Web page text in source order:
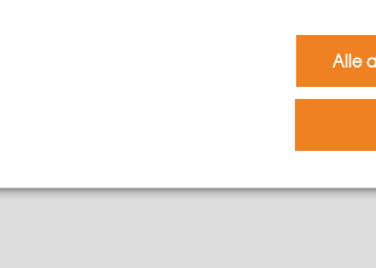
zudem wie folgt gesetzt werden:
Alle